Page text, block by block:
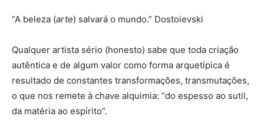
“A beleza (arte) salvará o mundo.” Dostoievski
Qualquer artista sério (honesto) sabe que toda criação
autêntica e de algum valor como forma arquetípica é
resultado de constantes transformações, transmutações,
o que nos remete à chave alquimia: “do espesso ao sutil,
da matéria ao espírito”.